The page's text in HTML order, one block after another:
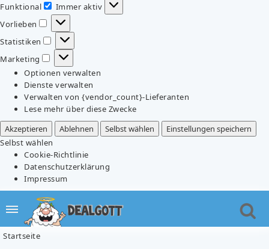
Funktional
Funktional
Immer aktiv
Vorlieben
Vorlieben
Statistiken
Statistiken
Marketing
Marketing
Optionen verwalten
Dienste verwalten
Verwalten von {vendor_count}-Lieferanten
Lese mehr über diese Zwecke
Akzeptieren
Ablehnen Selbst wählen
Einstellungen speichern
Selbst wählen
Cookie-Richtlinie
Datenschutzerklärung
Impressum
Startseite